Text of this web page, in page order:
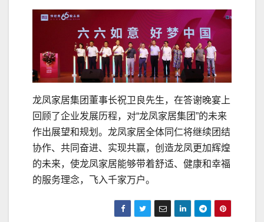
龙凤家居集团董事长祝卫良先生，在答谢晚宴上
回顾了企业发展历程，对“龙凤家居集团”的未来
作出展望和规划。龙凤家居全体同仁将继续团结
协作、共同奋进、实现共赢，创造龙凤更加辉煌
的未来，使龙凤家居能够带着舒适、健康和幸福
的服务理念，飞入千家万户。